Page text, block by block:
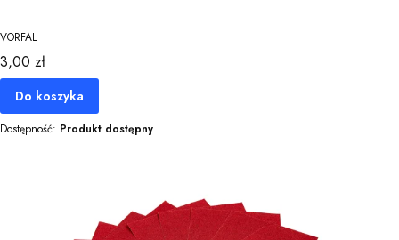
VORFAL
Cena
3,00 zł
Do koszyka
Dostępność: Produkt dostępny